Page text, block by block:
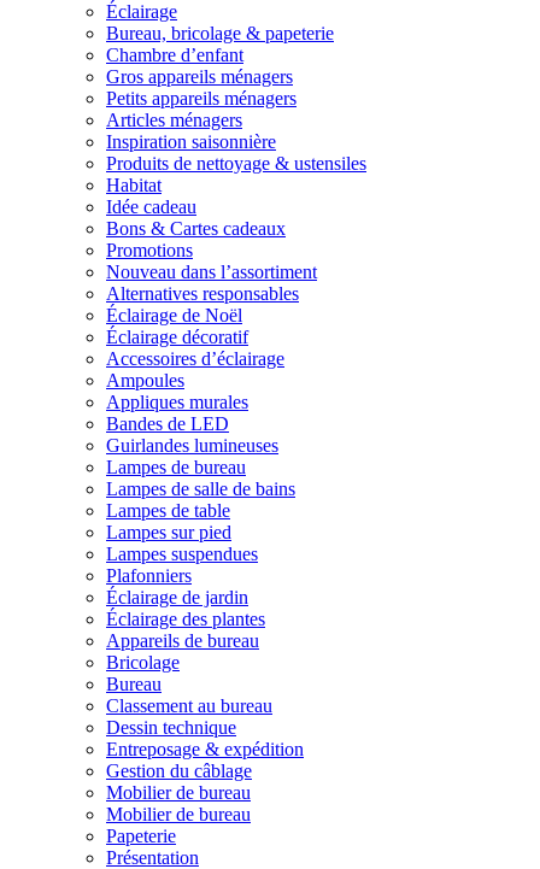
Éclairage
Bureau, bricolage & papeterie
Chambre d’enfant
Gros appareils ménagers
Petits appareils ménagers
Articles ménagers
Inspiration saisonnière
Produits de nettoyage & ustensiles
Habitat
Idée cadeau
Bons & Cartes cadeaux
Promotions
Nouveau dans l’assortiment
Alternatives responsables
Éclairage de Noël
Éclairage décoratif
Accessoires d’éclairage
Ampoules
Appliques murales
Bandes de LED
Guirlandes lumineuses
Lampes de bureau
Lampes de salle de bains
Lampes de table
Lampes sur pied
Lampes suspendues
Plafonniers
Éclairage de jardin
Éclairage des plantes
Appareils de bureau
Bricolage
Bureau
Classement au bureau
Dessin technique
Entreposage & expédition
Gestion du câblage
Mobilier de bureau
Mobilier de bureau
Papeterie
Présentation